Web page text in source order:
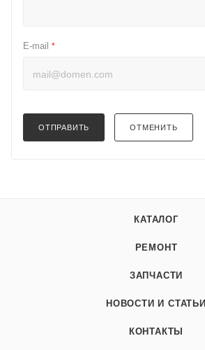
E-mail *
ОТПРАВИТЬ ОТМЕНИТЬ
КАТАЛОГ
РЕМОНТ
ЗАПЧАСТИ
НОВОСТИ И СТАТЬИ
КОНТАКТЫ